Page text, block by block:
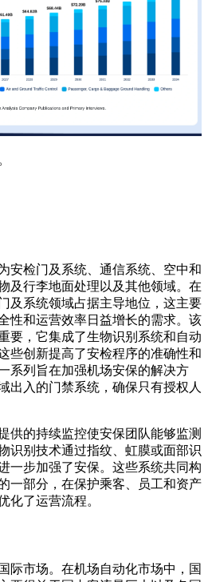
安检门及系统、通信系统、空中和
及行李地面处理以及其他领域。在
及系统领域占据主导地位，这主要
性和运营效率日益增长的需求。该
要，它集成了生物识别系统和自动
些创新提高了安检程序的准确性和
系列旨在加强机场安保的解决方
出入的门禁系统，确保只有授权人
供的持续监控使安保团队能够监测
识别技术通过指纹、虹膜或面部识
一步加强了安保。这些系统共同构
一部分，在保护乘​​客、员工和资产
化了运营流程。
际市场。在机场自动化市场中，国